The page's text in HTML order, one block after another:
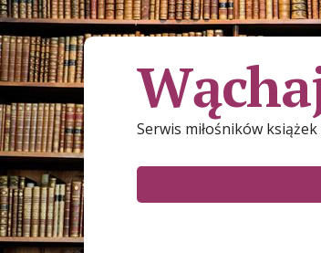
Serwis miłośników